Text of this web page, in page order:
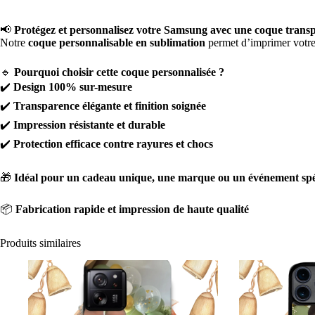
📢 Protégez et personnalisez votre Samsung avec une coque
Notre coque personnalisable en sublimation permet d’imprimer votre
🔹 Pourquoi choisir cette coque personnalisée ?
✔️ Design 100% sur-mesure
✔️ Transparence élégante et finition soignée
✔️ Impression résistante et durable
✔️ Protection efficace contre rayures et chocs
🎁 Idéal pour un cadeau unique, une marque ou un événement
📦 Fabrication rapide et impression de haute qualité
Produits similaires